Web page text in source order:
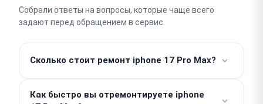
Собрали ответы на вопросы, которые чаще всего
задают перед обращением в сервис.
Сколько стоит ремонт iphone 17 Pro Max?
характера поломки и стоимости комплектующих,
Как быстро вы отремонтируете iphone